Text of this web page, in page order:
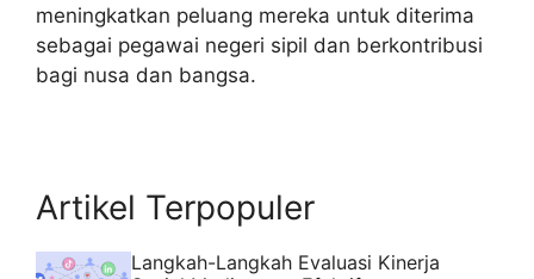
meningkatkan peluang mereka untuk diterima
sebagai pegawai negeri sipil dan berkontribusi
bagi nusa dan bangsa.
Artikel Terpopuler
Langkah-Langkah Evaluasi Kinerja